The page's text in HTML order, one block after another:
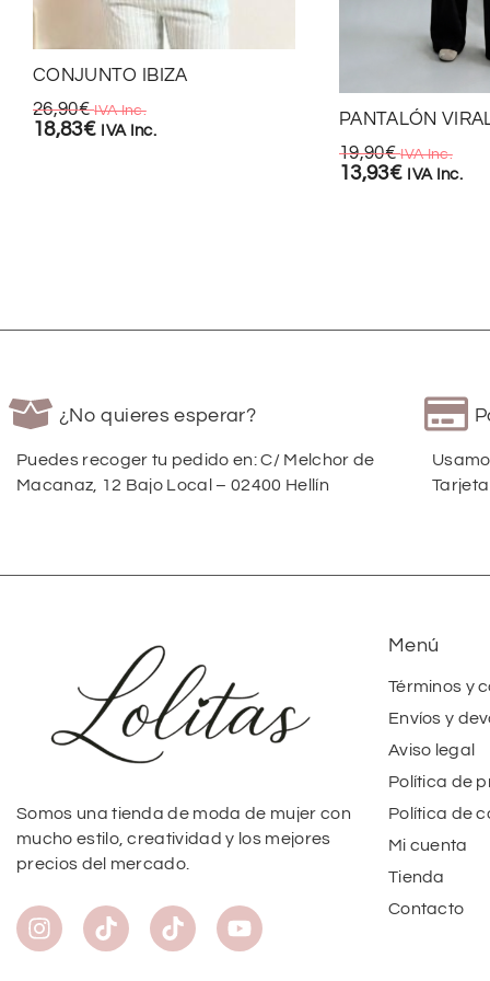
CONJUNTO IBIZA
26,90€ IVA Inc.
18,83€ IVA Inc.
PANTALÓN
19,90€ IVA Inc.
13,93€ IVA Inc.
¿No quieres esperar?
Puedes recoger tu pedido en: C/ Melchor de
Macanaz, 12 Bajo Local – 02400 Hellín
Somos una tienda de moda de mujer con
mucho estilo, creatividad y los mejores
precios del mercado.
Menú
Términos y
Envíos y
Aviso legal
Política de
Política de
Mi cuenta
Tienda
Contacto